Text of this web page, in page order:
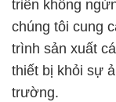
6. **Dịch vụ tùy
chất tiêu chuẩn,
chỉnh để đáp
hàng. Chúng tôi